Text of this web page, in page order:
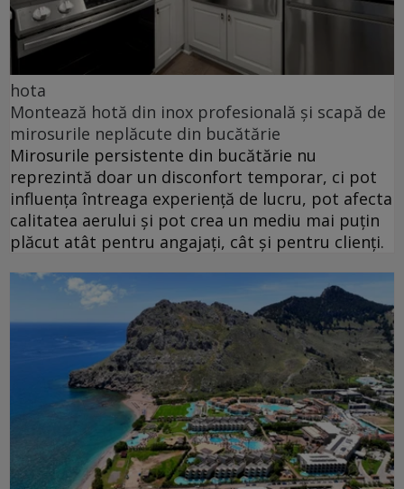
hota
Montează hotă din inox profesională și scapă de
mirosurile neplăcute din bucătărie
Mirosurile persistente din bucătărie nu
reprezintă doar un disconfort temporar, ci pot
influența întreaga experiență de lucru, pot afecta
calitatea aerului și pot crea un mediu mai puțin
plăcut atât pentru angajați, cât și pentru clienți.